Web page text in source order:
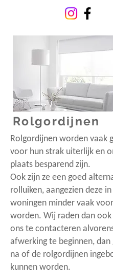
Rolgordijnen
Rolgordijnen worden vaak
voor hun strak uiterlijk en
plaats besparend zijn.
Ook zijn ze een goed
rolluiken, aangezien deze
woningen minder vaak
worden. Wij raden dan
ons te contacteren
afwerking te beginnen, dan
na of de rolgordijnen
kunnen worden.